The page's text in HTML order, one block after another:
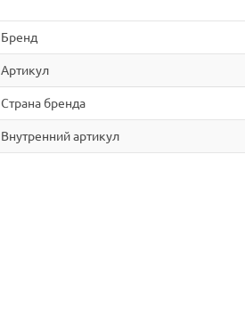
Бренд
Артикул
Страна бренда
Внутренний артикул